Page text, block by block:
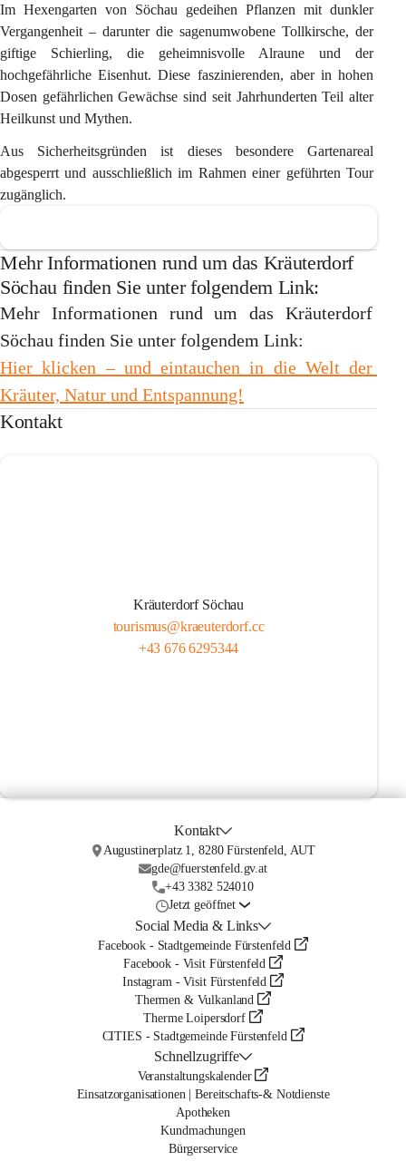
Im Hexengarten von Söchau gedeihen Pflanzen mit dunkler
Vergangenheit – darunter die sagenumwobene Tollkirsche, der
giftige Schierling, die geheimnisvolle Alraune und der
hochgefährliche Eisenhut. Diese faszinierenden, aber in hohen
Dosen gefährlichen Gewächse sind seit Jahrhunderten Teil alter
Heilkunst und Mythen.
Aus Sicherheitsgründen ist dieses besondere Gartenareal
abgesperrt und ausschließlich im Rahmen einer geführten Tour
zugänglich.
Mehr Informationen rund um das Kräuterdorf
Söchau finden Sie unter folgendem Link:
Mehr Informationen rund um das Kräuterdorf
Söchau finden Sie unter folgendem Link:
Hier klicken – und eintauchen in die Welt der
Kräuter, Natur und Entspannung!
Kontakt
Kräuterdorf Söchau
tourismus@kraeuterdorf.cc
+43 676 6295344
Kontakt
Augustinerplatz 1, 8280 Fürstenfeld, AUT
gde@fuerstenfeld.gv.at
+43 3382 524010
Jetzt geöffnet
Social Media & Links
Facebook - Stadtgemeinde Fürstenfeld
Facebook - Visit Fürstenfeld
Instagram - Visit Fürstenfeld
Thermen & Vulkanland
Therme Loipersdorf
CITIES - Stadtgemeinde Fürstenfeld
Schnellzugriffe
Veranstaltungskalender
Einsatzorganisationen | Bereitschafts-& Notdienste
Apotheken
Kundmachungen
Bürgerservice